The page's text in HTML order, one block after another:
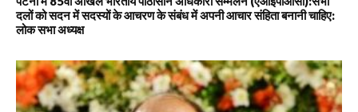
दलों को सदन में सदस्यों के आचरण के संबंध में अपनी आचार संहिता बनानी चाहिए:
लोक सभा अध्यक्ष